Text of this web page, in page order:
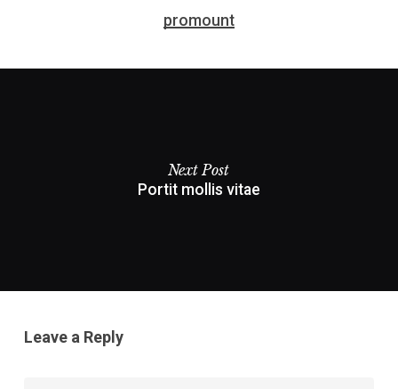
promount
Next Post
Portit mollis vitae
Leave a Reply